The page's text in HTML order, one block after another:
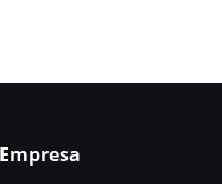
Empresa